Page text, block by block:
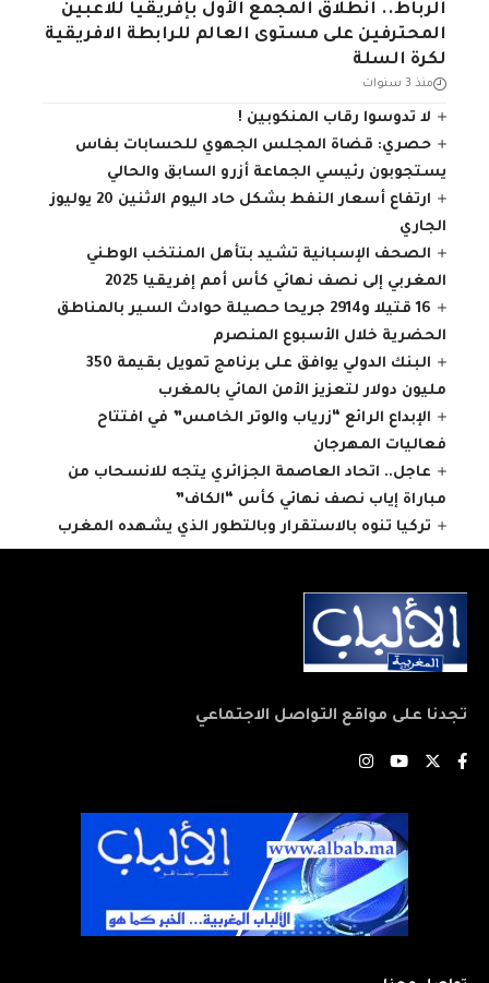
الرباط.. انطلاق المجمع الأول بإفريقيا للاعبين
المحترفين على مستوى العالم للرابطة الافريقية
لكرة السلة
منذ 3 سنوات
لا تدوسوا رقاب المنكوبين !
حصري: قضاة المجلس الجهوي للحسابات بفاس
يستجوبون رئيسي الجماعة أزرو السابق والحالي
ارتفاع أسعار النفط بشكل حاد اليوم الاثنين 20 يوليوز
الجاري
الصحف الإسبانية تشيد بتأهل المنتخب الوطني
المغربي إلى نصف نهائي كأس أمم إفريقيا 2025
16 قتيلا و2914 جريحا حصيلة حوادث السير بالمناطق
الحضرية ‏خلال الأسبوع المنصرم
البنك الدولي يوافق على برنامج تمويل بقيمة 350
مليون دولار لتعزيز الأمن المائي بالمغرب
الإبداع الرائع “زرياب والوتر الخامس” في افتتاح
فعاليات المهرجان
عاجل.. اتحاد العاصمة الجزائري يتجه للانسحاب من
مباراة إياب نصف نهائي كأس “الكاف”
تركيا تنوه بالاستقرار وبالتطور الذي يشهده المغرب
تجدنا على مواقع التواصل الاجتماعي